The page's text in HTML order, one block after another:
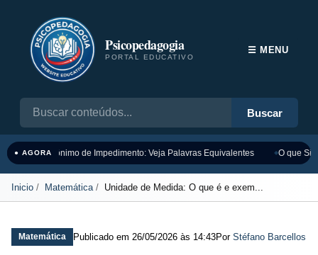
Psicopedagogia
PORTAL EDUCATIVO
Buscar
☰ MENU
● AGORASinônimo de Impedimento: Veja Palavras Equivalentes O que
Inicio Matemática Unidade de Medida: O que é e exem...
Matemática Publicado em 26/05/2026 às 14:43Por Stéfano Barcellos